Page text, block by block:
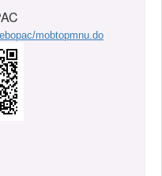
mobtopmnu.do